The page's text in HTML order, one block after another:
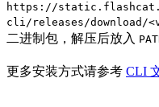
https://
cli/releases/download/
二进制包，解压后放入
更多安装方式请参考 CLI